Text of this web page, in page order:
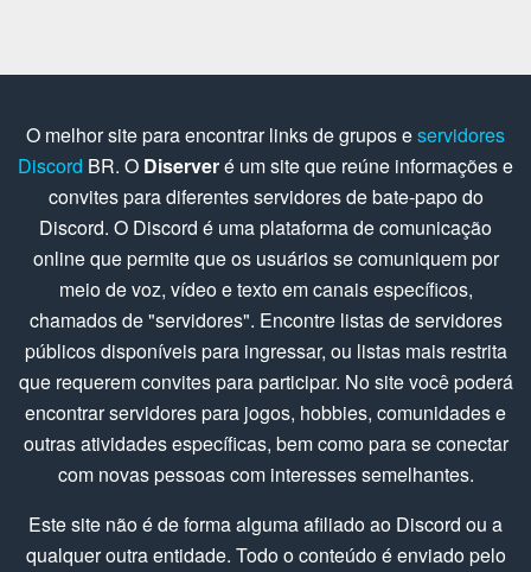
O melhor site para encontrar links de grupos eservidores
Discord BR. O Diserveré um site que reúne informações e
convites para diferentes servidores de bate-papo do
Discord. O Discord é uma plataforma de comunicação
online que permite que os usuários se comuniquem por
meio de voz, vídeo e texto em canais específicos,
chamados de "servidores". Encontre listas de servidores
públicos disponíveis para ingressar, ou listas mais restrita
que requerem convites para participar. No site você poderá
encontrar servidores para jogos, hobbies, comunidades e
outras atividades específicas, bem como para se conectar
com novas pessoas com interesses semelhantes.
Este site não é de forma alguma afiliado ao Discord ou a
qualquer outra entidade. Todo o conteúdo é enviado pelo